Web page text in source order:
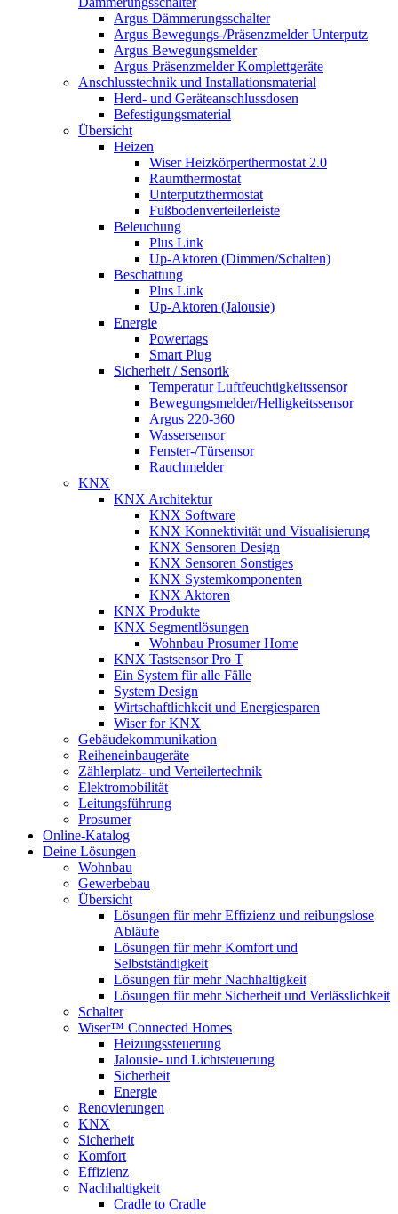
Argus Dämmerungsschalter
Argus Bewegungs-/Präsenzmelder Unterputz
Argus Bewegungsmelder
Argus Präsenzmelder Komplettgeräte
Anschlusstechnik und Installationsmaterial
Herd- und Geräteanschlussdosen
Befestigungsmaterial
Übersicht
Heizen
Wiser Heizkörperthermostat 2.0
Raumthermostat
Unterputzthermostat
Fußbodenverteilerleiste
Beleuchung
Plus Link
Up-Aktoren (Dimmen/Schalten)
Beschattung
Plus Link
Up-Aktoren (Jalousie)
Energie
Powertags
Smart Plug
Sicherheit / Sensorik
Temperatur Luftfeuchtigkeitssensor
Bewegungsmelder/Helligkeitssensor
Argus 220-360
Wassersensor
Fenster-/Türsensor
Rauchmelder
KNX
KNX Architektur
KNX Software
KNX Konnektivität und Visualisierung
KNX Sensoren Design
KNX Sensoren Sonstiges
KNX Systemkomponenten
KNX Aktoren
KNX Produkte
KNX Segmentlösungen
Wohnbau Prosumer Home
KNX Tastsensor Pro T
Ein System für alle Fälle
System Design
Wirtschaftlichkeit und Energiesparen
Wiser for KNX
Gebäudekommunikation
Reiheneinbaugeräte
Zählerplatz- und Verteilertechnik
Elektromobilität
Leitungsführung
Prosumer
Online-Katalog
Deine Lösungen
Wohnbau
Gewerbebau
Übersicht
Lösungen für mehr Effizienz und reibungslose
Abläufe
Lösungen für mehr Komfort und
Selbstständigkeit
Lösungen für mehr Nachhaltigkeit
Lösungen für mehr Sicherheit und Verlässlichkeit
Schalter
Wiser™ Connected Homes
Heizungssteuerung
Jalousie- und Lichtsteuerung
Sicherheit
Energie
Renovierungen
KNX
Sicherheit
Komfort
Effizienz
Nachhaltigkeit
Cradle to Cradle